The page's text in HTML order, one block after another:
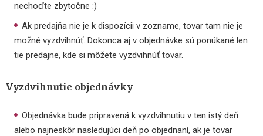
nechoďte zbytočne :)
Ak predajňa nie je k dispozícii v zozname, tovar tam nie je
možné vyzdvihnúť. Dokonca aj v objednávke sú ponúkané len
tie predajne, kde si môžete vyzdvihnúť tovar.
Vyzdvihnutie objednávky
Objednávka bude pripravená k vyzdvihnutiu v ten istý deň
alebo najneskôr nasledujúci deň po objednaní, ak je tovar